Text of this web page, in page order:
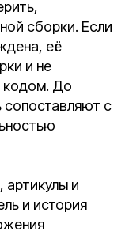
сборки. Если
её
и не
кодом. До
с
артикулы и
и история